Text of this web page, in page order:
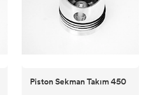
Piston Sekman Takım 450